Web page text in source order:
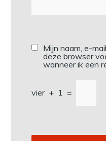
Mijn naam, e-
deze browser
wanneer ik een
vier + 1 =